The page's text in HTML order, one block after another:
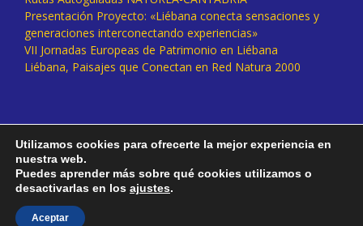
Presentación Proyecto: «Liébana conecta sensaciones y
generaciones interconectando experiencias»
VII Jornadas Europeas de Patrimonio en Liébana
Liébana, Paisajes que Conectan en Red Natura 2000
Utilizamos cookies para ofrecerte la mejor experiencia en
nuestra web.
Puedes aprender más sobre qué cookies utilizamos o
desactivarlas en los ajustes.
Aceptar